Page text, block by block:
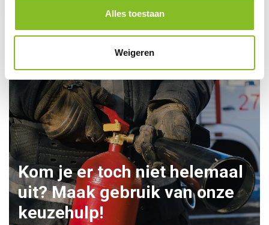
Alles toestaan
Weigeren
Kom je er toch niet helemaal
uit? Maak gebruik van onze
keuzehulp!